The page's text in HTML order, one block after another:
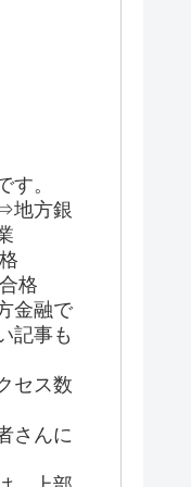
す。
地方銀
格
金融で
記事も
セス数
さんに